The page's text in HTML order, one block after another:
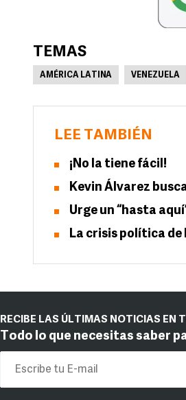
TEMAS
AMÉRICA LATINA VENEZUELA
LEE TAMBIÉN
¡No la tiene fácil!
Kevin Álvarez
Urge un “hasta
La crisis política de
RECIBE LAS ÚLTIMAS NOTICIAS EN
Todo lo que necesitas saber